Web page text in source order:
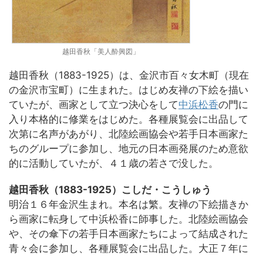
越田香秋「美人酔興図」
越田香秋（1883-1925）は、金沢市百々女木町（現在
の金沢市宝町）に生まれた。はじめ友禅の下絵を描い
ていたが、画家として立つ決心をして中浜松香の門に
入り本格的に修業をはじめた。各種展覧会に出品して
次第に名声があがり、北陸絵画協会や若手日本画家た
ちのグループに参加し、地元の日本画発展のため意欲
的に活動していたが、４１歳の若さで没した。
越田香秋（1883-1925）こしだ・こうしゅう
明治１６年金沢生まれ。本名は繁。友禅の下絵描きか
ら画家に転身して中浜松香に師事した。北陸絵画協会
や、その傘下の若手日本画家たちによって結成された
青々会に参加し、各種展覧会に出品した。大正７年に